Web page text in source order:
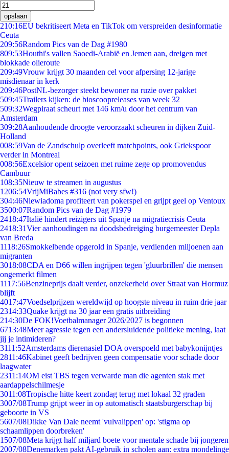
opslaan
210:16EU bekritiseert Meta en TikTok om verspreiden desinformatie
Ceuta
209:56Random Pics van de Dag #1980
809:53Houthi's vallen Saoedi-Arabië en Jemen aan, dreigen met
blokkade olieroute
209:49Vrouw krijgt 30 maanden cel voor afpersing 12-jarige
misdienaar in kerk
209:46PostNL-bezorger steekt bewoner na ruzie over pakket
509:45Trailers kijken: de bioscoopreleases van week 32
509:32Wegpiraat scheurt met 146 km/u door het centrum van
Amsterdam
309:28Aanhoudende droogte veroorzaakt scheuren in dijken Zuid-
Holland
008:59Van de Zandschulp overleeft matchpoints, ook Griekspoor
verder in Montreal
008:56Excelsior opent seizoen met ruime zege op promovendus
Cambuur
108:35Nieuw te streamen in augustus
1206:54VrijMiBabes #316 (not very sfw!)
304:46Niewiadoma profiteert van pokerspel en grijpt geel op Ventoux
3500:07Random Pics van de Dag #1979
2418:47Italië hindert reizigers uit Spanje na migratiecrisis Ceuta
2418:31Vier aanhoudingen na doodsbedreiging burgemeester Depla
van Breda
1118:26Smokkelbende opgerold in Spanje, verdienden miljoenen aan
migranten
3018:08CDA en D66 willen ingrijpen tegen 'gluurbrillen' die mensen
ongemerkt filmen
1117:56Benzineprijs daalt verder, onzekerheid over Straat van Hormuz
blijft
4017:47Voedselprijzen wereldwijd op hoogste niveau in ruim drie jaar
2314:33Quake krijgt na 30 jaar een gratis uitbreiding
214:30De FOK!Voetbalmanager 2026/2027 is begonnen
6713:48Meer agressie tegen een andersluidende politieke mening, laat
jij je intimideren?
3111:52Amsterdams dierenasiel DOA overspoeld met babykonijntjes
2811:46Kabinet geeft bedrijven geen compensatie voor schade door
laagwater
2311:14OM eist TBS tegen verwarde man die agenten stak met
aardappelschilmesje
3011:08Tropische hitte keert zondag terug met lokaal 32 graden
3007/08Trump grijpt weer in op automatisch staatsburgerschap bij
geboorte in VS
5607/08Dikke Van Dale neemt 'vulvalippen' op: 'stigma op
schaamlippen doorbreken'
1507/08Meta krijgt half miljard boete voor mentale schade bij jongeren
2007/08Denemarken pakt AI-gebruik in scholen aan: extra mondelinge